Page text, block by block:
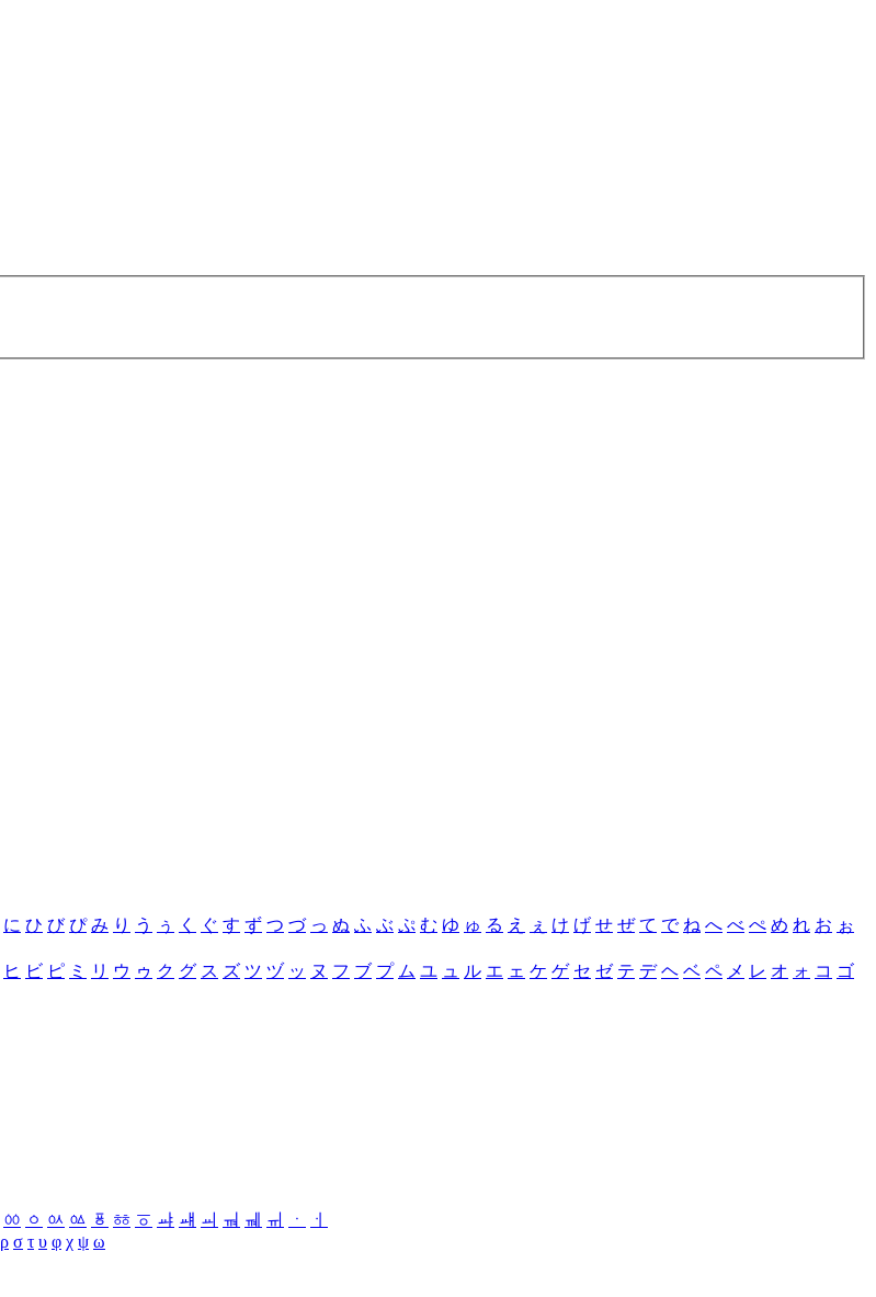
に ひ び ぴ み り う ぅ く ぐ す ず つ づ っ ぬ ふ ぶ ぷ む ゆ ゅ る え ぇ け げ せ ぜ て で ね へ べ ぺ め れ お ぉ
ヒ ビ ピ ミ リ ウ ゥ ク グ ス ズ ツ ヅ ッ ヌ フ ブ プ ム ユ ュ ル エ ェ ケ ゲ セ ゼ テ デ ヘ ベ ペ メ レ オ ォ コ ゴ
ㆀ ㆁ ㆂ ㆃ ㆄ ㆅ ㆆ ㆇ ㆈ ㆉ ㆊ ㆋ ㆌ ㆍ
ㆎ
ρ σ τ υ φ χ ψ ω